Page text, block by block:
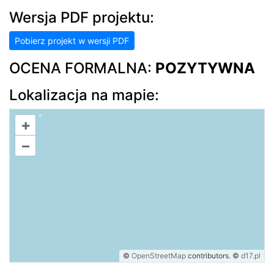
Wersja PDF projektu:
Pobierz projekt w wersji PDF
OCENA FORMALNA: POZYTYWNA
Lokalizacja na mapie:
+
–
© OpenStreetMap contributors. © d17.pl